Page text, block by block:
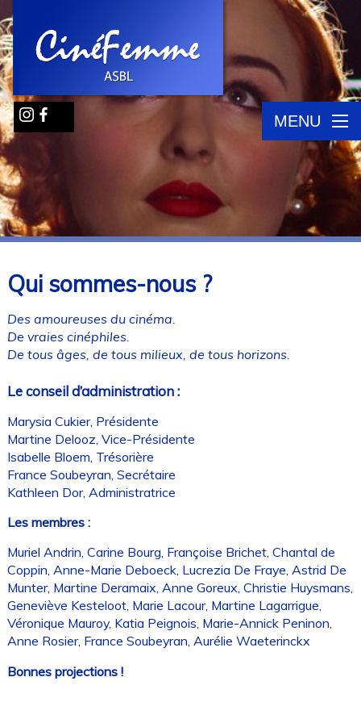
MENU
Qui sommes-nous ?
Des amoureuses du cinéma.
De vraies cinéphiles.
De tous âges, de tous milieux, de tous horizons.
Le conseil d’administration :
Marysia Cukier, Présidente
Martine Delooz, Vice-Présidente
Isabelle Bloem, Trésorière
France Soubeyran, Secrétaire
Kathleen Dor, Administratrice
Les membres :
Muriel Andrin, Carine Bourg, Françoise Brichet, Chantal de
Coppin, Anne-Marie Deboeck, Lucrezia De Fraye, Astrid De
Munter, Martine Deramaix, Anne Goreux, Christie Huysmans,
Geneviève Kesteloot, Marie Lacour, Martine Lagarrigue,
Véronique Mauroy, Katia Peignois, Marie-Annick Peninon,
Anne Rosier, France Soubeyran, Aurélie Waeterinckx
Bonnes projections !